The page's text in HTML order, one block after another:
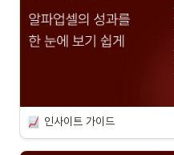
인사이트 가이드